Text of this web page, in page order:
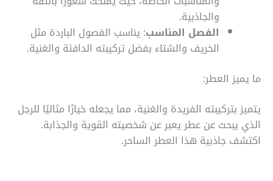
والجاذبية.
الفصل المناسب: يناسب الفصول الباردة مثل
الخريف والشتاء بفضل تركيبته الدافئة والغنية.
ما يميز العطر:
يتميز بتركيبته الفريدة والغنية، مما يجعله خيارًا مثاليًا للرجل
الذي يبحث عن عطر يعبر عن شخصيته القوية والجذابة.
اكتشف جاذبية هذا العطر الساحر.